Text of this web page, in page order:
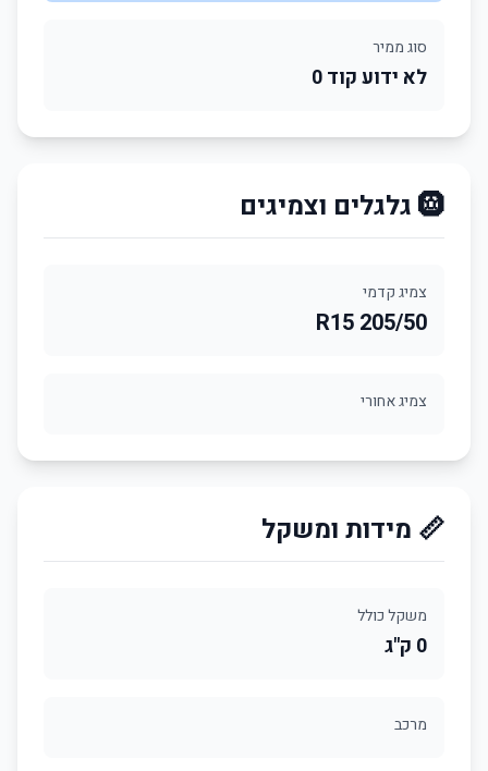
סוג ממיר
לא ידוע קוד 0
🛞 גלגלים וצמיגים
צמיג קדמי
205/50 R15
צמיג אחורי
📏 מידות ומשקל
משקל כולל
0 ק"ג
מרכב